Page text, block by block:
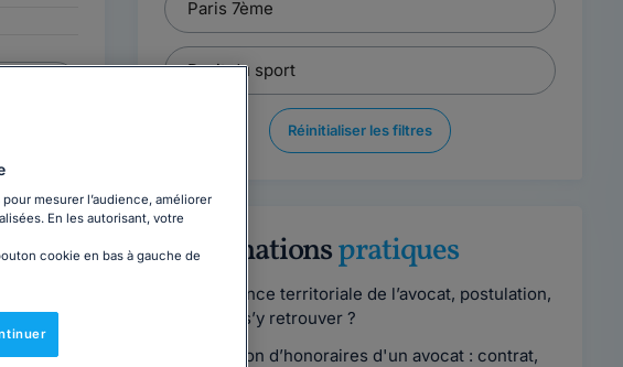
qui
Réinitialiser les filtres
Informationspratiques
Compétence territoriale de l’avocat, postulation,
comment s’y retrouver ?
Convention d’honoraires d'un avocat : contrat,
mesurer l’audience, améliorer
En les autorisant, votre
cookie en bas à gauche de